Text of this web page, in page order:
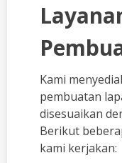
Kami
pembuatan
disesuaikan
Berikut
kami kerjakan: